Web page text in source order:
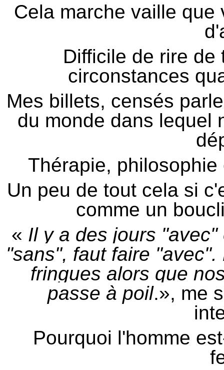
Cela marche vaille
Difficile de rire
circonstances
Mes billets, censés
du monde dans lequel
Thérapie,
Un peu de tout cela si
comme un
« Il y a des jours
"sans", faut faire
fringues alors que
passe à poil.», me
Pourquoi l'homme